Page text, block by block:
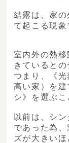
結露は、家
て起こる現象
室内外の熱
きているとの
つまり、《
高い家）を
シ》を選ぶ
以前は、シ
であった為
ズが大きい